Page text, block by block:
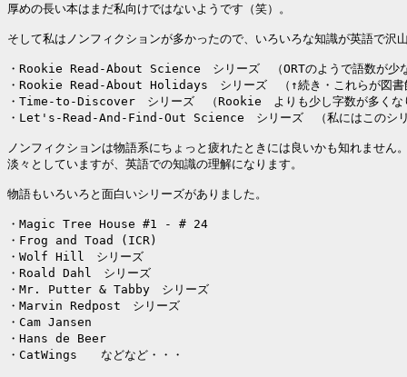
厚めの長い本はまだ私向けではないようです（笑）。
そして私はノンフィクションが多かったので、いろいろな知識が英語で沢
・Rookie Read-About Science　シリーズ　（ORTのようで語数が少
・Rookie Read-About Holidays　シリーズ　（↑続き・これらが図書
・Time-to-Discover　シリーズ　（Rookie　よりも少し字数が多くな
・Let's-Read-And-Find-Out Science　シリーズ　（私にはこのシリ
ノンフィクションは物語系にちょっと疲れたときには良いかも知れません
淡々としていますが、英語での知識の理解になります。
物語もいろいろと面白いシリーズがありました。
・Magic Tree House #1 - # 24
・Frog and Toad (ICR)
・Wolf Hill　シリーズ
・Roald Dahl　シリーズ
・Mr. Putter & Tabby　シリーズ
・Marvin Redpost　シリーズ
・Cam Jansen
・Hans de Beer
・CatWings　　などなど・・・